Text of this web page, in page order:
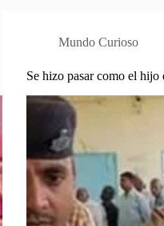
Mundo Curioso
Se hizo pasar como el